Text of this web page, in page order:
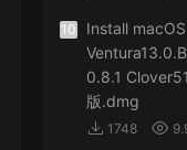
10
Install macOS
0.8.1
版.dmg
1748